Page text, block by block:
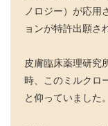
ノロジー）が応用
ョンが特許出願さ
皮膚臨床薬理研究
時、このミルクロ
と仰っていました。